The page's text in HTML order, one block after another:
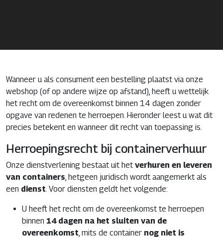
Wanneer u als consument een bestelling plaatst via onze
webshop (of op andere wijze op afstand), heeft u wettelijk
het recht om de overeenkomst binnen 14 dagen zonder
opgave van redenen te herroepen. Hieronder leest u wat dit
precies betekent en wanneer dit recht van toepassing is.
Herroepingsrecht bij containerverhuur
Onze dienstverlening bestaat uit het verhuren en leveren
van containers, hetgeen juridisch wordt aangemerkt als
een dienst. Voor diensten geldt het volgende:
U heeft het recht om de overeenkomst te herroepen
binnen 14 dagen na het sluiten van de
overeenkomst, mits de container nog niet is